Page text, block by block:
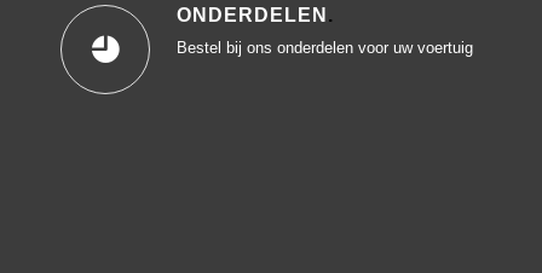
ONDERDELEN.
Bestel bij ons onderdelen voor uw voertuig